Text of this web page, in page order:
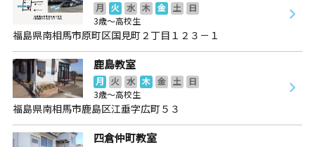
月 火 水 木 金 土
日
3歳～高校生
福島県南相馬市原町区国見町２丁目１２３－１
鹿島教室
月 火 水 木 金 土
日
3歳～高校生
福島県南相馬市鹿島区江垂字広町５３
四倉仲町教室